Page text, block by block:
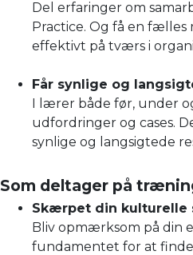
Del erfaringer om
Practice. Og få en fælles
effektivt på tværs i
Får synlige og
I lærer både før, under
udfordringer og cases.
synlige og langsigtede
Som deltager på
Skærpet din kulturelle
Bliv opmærksom på din
fundamentet for at